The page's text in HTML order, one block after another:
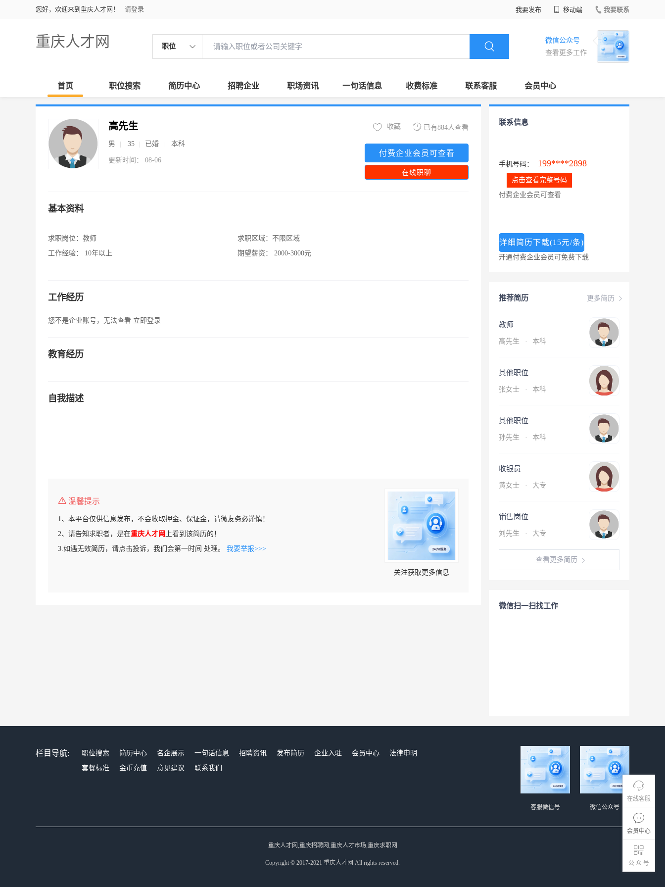
您好，欢迎来到重庆人才网！ 请登录 我要发布 移动端 我要联系
重庆人才网 职位
微信公众号
查看更多工作
首页 职位搜索 简历中心 招聘企业 职场资讯 一句话信息 收费标准 联系客服 会员中心
在线客服
会员中心
公 众 号
高先生
男 35 已婚 本科
更新时间： 08-06
已有884人查看
收藏
付费企业会员可查看
在线职聊
基本资料
求职岗位： 教师
工作经验：
10年以上
求职区域： 不限区域
期望薪资：
2000-3000元
工作经历
您不是企业账号，无法查看 立即登录
教育经历
自我描述
温馨提示
1、本平台仅供信息发布，不会收取押金、保证金，请微友务必谨慎！
2、请告知求职者，是在重庆人才网 上看到该简历的！
3.如遇无效简历，请点击投诉，我们会第一时间 处理。 我要举报>>>
关注获取更多信息
联系信息
手机号码： 199****2898
点击查看完整号码
付费企业会员可查看
详细简历下载(15元/条)
开通付费企业会员可免费下载
更多简历
推荐简历
教师
高先生 · 本科
其他职位
张女士 · 本科
其他职位
孙先生 · 本科
收银员
黄女士 · 大专
销售岗位
刘先生 · 大专
查看更多简历
微信扫一扫找工作
栏目导航: 职位搜索 简历中心 名企展示 一句话信息 招聘资讯 发布简历 企业入驻 会员中心
法律申明
套餐标准
金币充值 意见建议 联系我们
微信公众号
客服微信号
重庆人才网,重庆招聘网,重庆人才市场,重庆求职网
Copyright © 2017-2021 重庆人才网 All rights reserved.